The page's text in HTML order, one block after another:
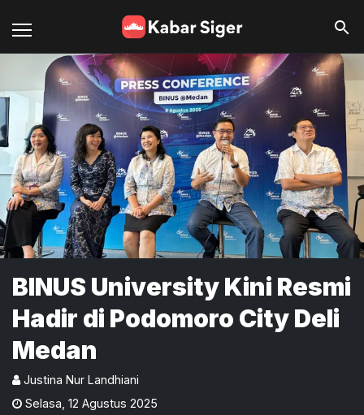
BINUS University Kini Resmi
Hadir di Podomoro City Deli
Medan
Justina Nur Landhiani
Selasa 12 Agustus 2025